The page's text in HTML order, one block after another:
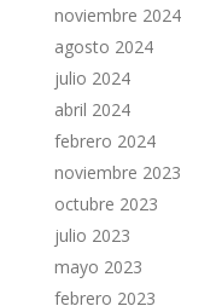
noviembre 2024
agosto 2024
julio 2024
abril 2024
febrero 2024
noviembre 2023
octubre 2023
julio 2023
mayo 2023
febrero 2023